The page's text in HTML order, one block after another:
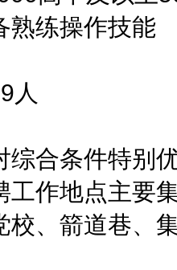
熟练操作技能
条件特别优
工作地点主要
校、箭道巷、